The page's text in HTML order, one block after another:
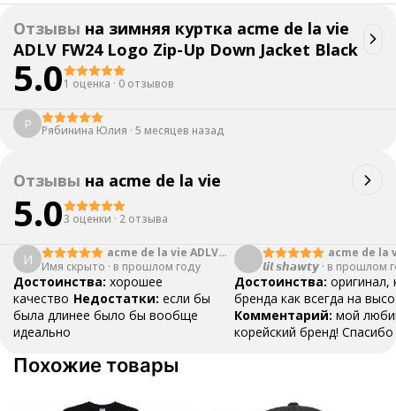
Отзывы на зимняя куртка acme de la vie
ADLV FW24 Logo Zip-Up Down Jacket Black
5.01 оценка · 0 отзывов
Р Рябинина Юлия · 5 месяцев назад
Отзывы на acme de la vie
5.03 оценки · 2 отзыва
И
acme de la vie ADLV
Cartoon Print Hoodie
Black
Имя скрыто · в прошлом году
Достоинства: хорошее
качество Недостатки: если бы
была длинее было бы вообще
идеально
acme de la
Cartoon
Black
⁣⁣𝙡𝙞𝙡 ⁣𝙨𝙝𝙖𝙬𝙩𝙮 · в прошлом
Достоинства: оригинал,
бренда как всегда на
Комментарий: мой
корейский бренд!
Похожие товары